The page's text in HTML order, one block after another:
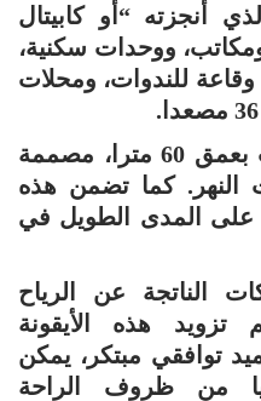
أنجزته “أو كابيتال
ووحدات سكنية،
للندوات، ومحلات
ويقوم البرج على أساسات بعمق 60 مترا، مصممة
النهر. كما تضمن هذه
على المدى الطويل في
الناتجة عن الرياح
تزويد هذه الأيقونة
توافقي مبتكر، يمكن
من ظروف الراحة